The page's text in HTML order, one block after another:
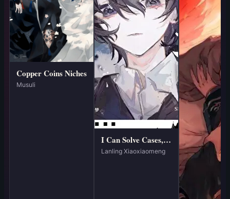
Copper Coins Niches
Musuli
I Can Solve Cases, And I Have Become A World Treasure
Lanling Xiaoxiaomeng